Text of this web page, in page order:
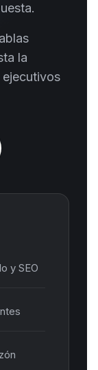
la
ejecutivos
y SEO